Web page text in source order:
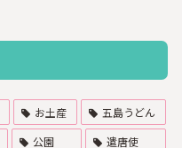
お土産
五島うどん
公園
遣唐使